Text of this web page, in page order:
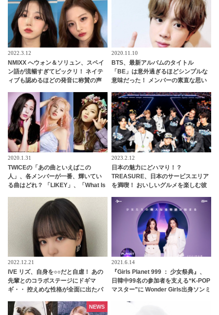
2022.3.12
NMIXX へウォン＆ソリュン、スペイ
ン語が流暢すぎてビックリ！ ネイテ
ィブも認めるほどの発音に称賛の声
2020.11.10
BTS、最新アルバムのタイトル
「BE」は意外過ぎるほどシンプルな
意味だった！ メンバーの素直な思い
をジンが明かす
2020.1.31
TWICEの「あの曲といえばこの
人」、各メンバーが一番、輝いてい
る曲はどれ？ 「LIKEY」、「What Is
2023.2.12
日本の魅力にどハマり！？
TREASURE、日本のサービスエリア
を満喫！ おいしいグルメを楽しむ彼
2022.12.21
IVE リズ、自身を○○だと自虐！ あの
先輩とのコラボステージにドギマ
ギ・・ 控えめな性格が全面に出たパ
2021.6.14
『Girls Planet 999 ： 少女祭典』、
日韓中99名の参加者を支える“K-POP
マスター”に Wonder Girls出身ソンミ
NEWS